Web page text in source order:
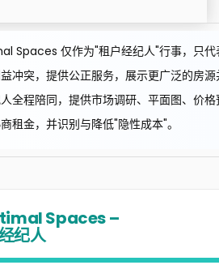
Spaces 仅作为"租户经纪人"行事，只代
冲突，提供公正服务，展示更广泛的房
全程陪同，提供市场调研、平面图、价
租金，并识别与降低"隐性成本"。
Spaces –
纪人